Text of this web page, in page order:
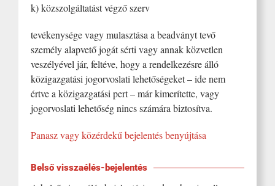
k) közszolgáltatást végző szerv
tevékenysége vagy mulasztása a beadványt tevő
személy alapvető jogát sérti vagy annak közvetlen
veszélyével jár, feltéve, hogy a rendelkezésre álló
közigazgatási jogorvoslati lehetőségeket – ide nem
értve a közigazgatási pert – már kimerítette, vagy
jogorvoslati lehetőség nincs számára biztosítva.
Panasz vagy közérdekű bejelentés benyújtása
Belső visszaélés-bejelentés